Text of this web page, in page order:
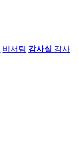
비서팀 감사실 감사